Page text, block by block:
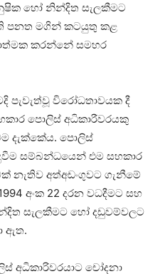
හෝ නින්දිත සැලකීමට
පනත මගින් කටයුතු කළ
කරන්නේ සමහර
පැවැත්වූ විරෝධතාවයක දී
පොලිස් අධිකාරීවරයකු
දැක්කේය. පොලිස්
සම්බන්ධයෙන් එම සහකාර
නැතිව අත්අඩංගුවට ගැනීමේ
අංක 22 දරන වධදීමට සහ
සැලකීමට හෝ දඩුවම්වලට
ඇත.
අධිකාරිවරයාට චෝදනා